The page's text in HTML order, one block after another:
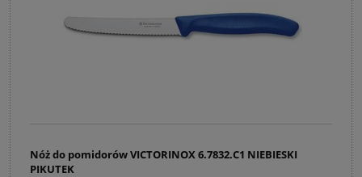
Nóż do pomidorów VICTORINOX 6.7832.C1 NIEBIESKI
PIKUTEK